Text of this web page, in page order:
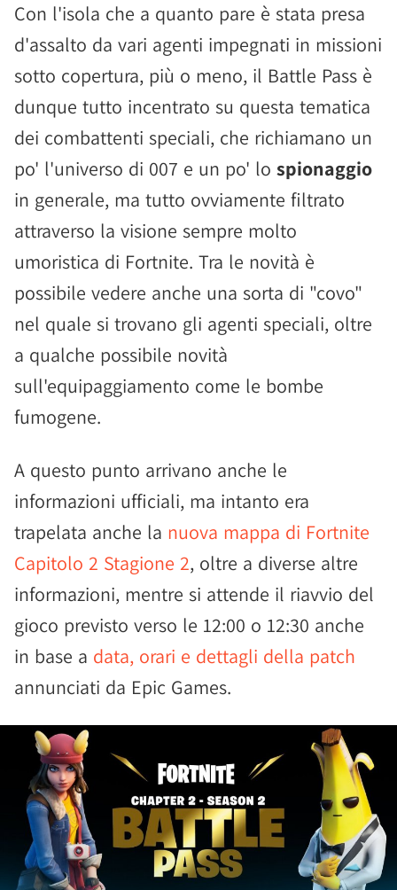
Con l'isola che a quanto pare è stata presa
d'assalto da vari agenti impegnati in missioni
sotto copertura, più o meno, il Battle Pass è
dunque tutto incentrato su questa tematica
dei combattenti speciali, che richiamano un
po' l'universo di 007 e un po' lo spionaggio
in generale, ma tutto ovviamente filtrato
attraverso la visione sempre molto
umoristica di Fortnite. Tra le novità è
possibile vedere anche una sorta di "covo"
nel quale si trovano gli agenti speciali, oltre
a qualche possibile novità
sull'equipaggiamento come le bombe
fumogene.
A questo punto arrivano anche le
informazioni ufficiali, ma intanto era
trapelata anche la nuova mappa di Fortnite
Capitolo 2 Stagione 2, oltre a diverse altre
informazioni, mentre si attende il riavvio del
gioco previsto verso le 12:00 o 12:30 anche
in base a data, orari e dettagli della patch
annunciati da Epic Games.